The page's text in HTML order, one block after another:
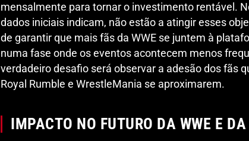
mensalmente para tornar o investimento rentável.
dados iniciais indicam, não estão a atingir esses
de garantir que mais fãs da WWE se juntem à
numa fase onde os eventos acontecem menos
verdadeiro desafio será observar a adesão dos fãs
Royal Rumble e WrestleMania se aproximarem.
IMPACTO NO FUTURO DA WWE E